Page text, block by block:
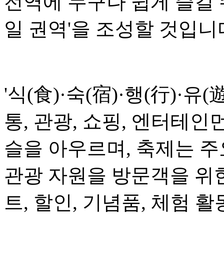
일 권역'을 조성할 것입니
'식(食)·숙(宿)·행(行)·유(
통, 관광, 쇼핑, 엔터테인
슬을 아우르며, 축제는
관광 자원을 방문객을 위
트, 할인, 기념품, 체험